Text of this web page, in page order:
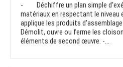
- Déchiffre un plan simple
matériaux en respectant le
applique les produits
Démolit, ouvre ou ferme les
éléments de second œuvre. -...